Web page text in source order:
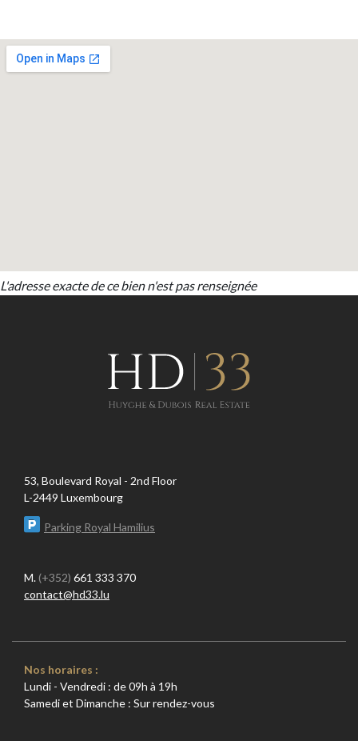
L'adresse exacte de ce bien n'est pas renseignée
53, Boulevard Royal - 2nd Floor
L-2449 Luxembourg
Parking Royal Hamilius
M. (+352) 661 333 370
contact@hd33.lu
Nos horaires :
Lundi - Vendredi : de 09h à 19h
Samedi et Dimanche : Sur rendez-vous